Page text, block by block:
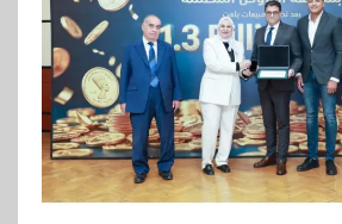
بنك مصر يشارك في فعالية اليوم
العالمي للشباب ويقدم العديد من
العروض المجانية